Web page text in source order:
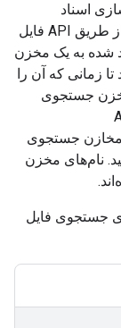
اسناد
شماست. در حالی که فایل‌های خام آپلود شده از طریق API فایل
شده به یک مخزن
زمانی که آن را
جستجوی
مخازن جستجوی
نام‌های مخزن
جستجوی فایل